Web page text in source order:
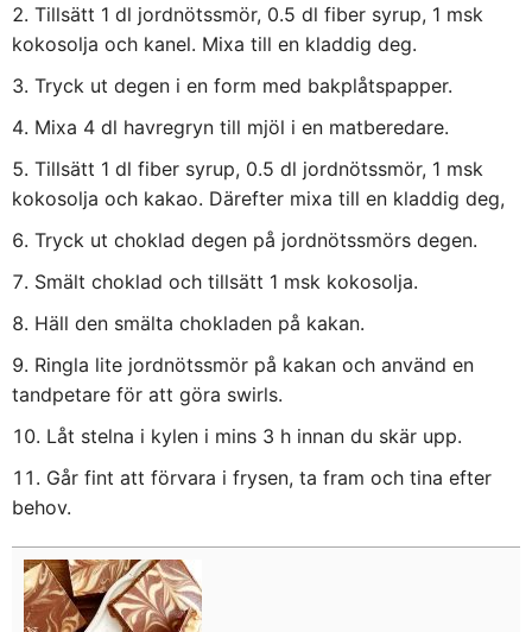
Tillsätt 1 dl jordnötssmör, 0.5 dl fiber syrup, 1 msk
kokosolja och kanel. Mixa till en kladdig deg.
Tryck ut degen i en form med bakplåtspapper.
Mixa 4 dl havregryn till mjöl i en matberedare.
Tillsätt 1 dl fiber syrup, 0.5 dl jordnötssmör, 1 msk
kokosolja och kakao. Därefter mixa till en kladdig deg,
Tryck ut choklad degen på jordnötssmörs degen.
Smält choklad och tillsätt 1 msk kokosolja.
Häll den smälta chokladen på kakan.
Ringla lite jordnötssmör på kakan och använd en
tandpetare för att göra swirls.
Låt stelna i kylen i mins 3 h innan du skär upp.
Går fint att förvara i frysen, ta fram och tina efter
behov.